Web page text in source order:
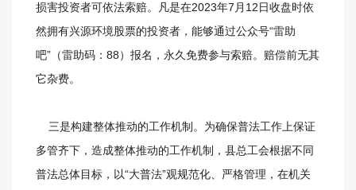
损害投资者可依法索赔。凡是在2023年7月12日收盘时依
然拥有兴源环境股票的投资者，能够通过公众号“雷助
吧”（雷助码：88）报名，永久免费参与索赔。赔偿前无其
它杂费。
三是构建整体推动的工作机制。为确保普法工作上保证
多管齐下，造成整体推动的工作机制，县总工会根据不同
普法总体目标，以“大普法”观规范化、严格管理，在机关